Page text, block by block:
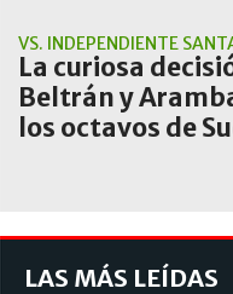
VS. INDEPENDIENTE
La curiosa
Beltrán y
los octavos de
LAS MÁS LEÍDAS